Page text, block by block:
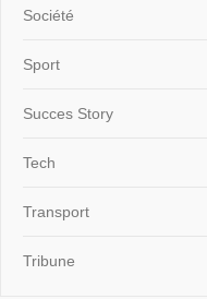
Société
Sport
Succes Story
Tech
Transport
Tribune